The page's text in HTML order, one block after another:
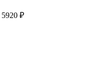
5920 ₽